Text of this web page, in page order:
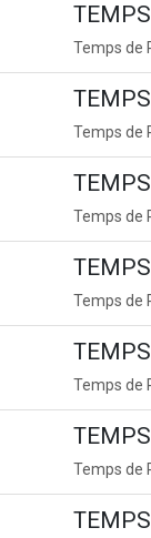
Temps de
Temps de
Temps de
Temps de
Temps de
Temps de